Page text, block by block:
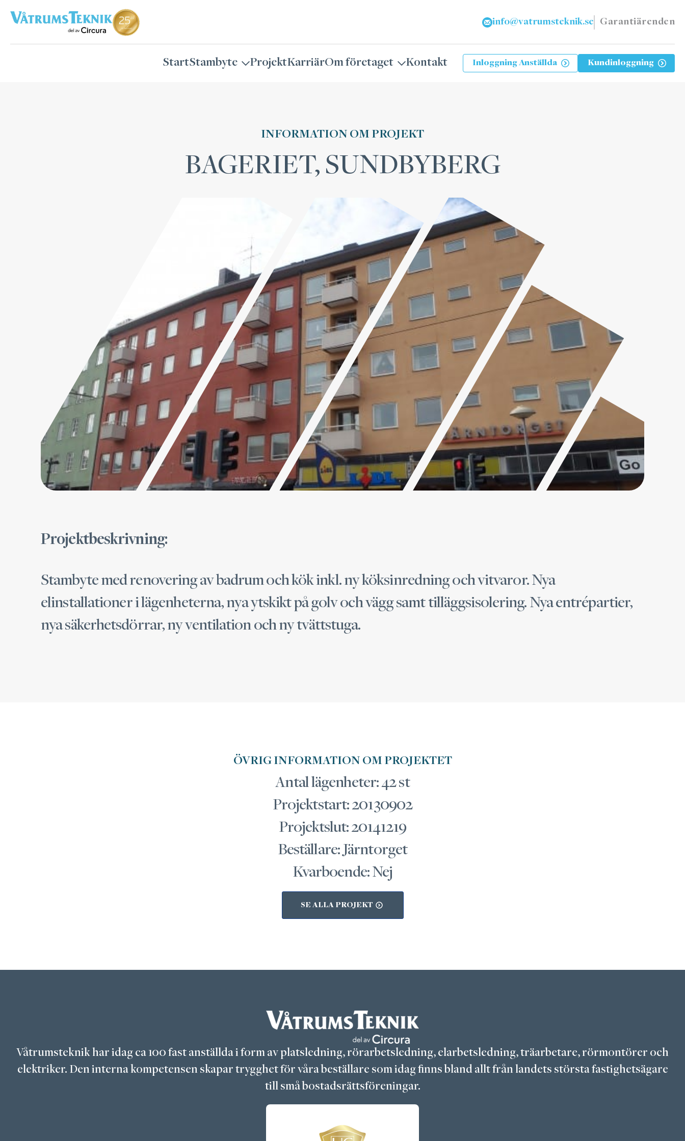
info@vatrumsteknik.se Garantiärenden
StartStambyte ProjektKarriärOm företaget Kontakt Inloggning Anställda Kundinloggning
INFORMATION OM PROJEKT
BAGERIET, SUNDBYBERG
Projektbeskrivning:
Stambyte med renovering av badrum och kök inkl. ny köksinredning och vitvaror. Nya
elinstallationer i lägenheterna, nya ytskikt på golv och vägg samt tilläggsisolering. Nya entrépartier,
nya säkerhetsdörrar, ny ventilation och ny tvättstuga.
ÖVRIG INFORMATION OM PROJEKTET
Antal lägenheter: 42 st
Projektstart: 20130902
Projektslut: 20141219
Beställare: Järntorget
Kvarboende: Nej
SE ALLA PROJEKT
Våtrumsteknik har idag ca 100 fast anställda i form av platsledning, rörarbetsledning, elarbetsledning, träarbetare, rörmontörer och
elektriker. Den interna kompetensen skapar trygghet för våra beställare som idag finns bland allt från landets största fastighetsägare
till små bostadsrättsföreningar.